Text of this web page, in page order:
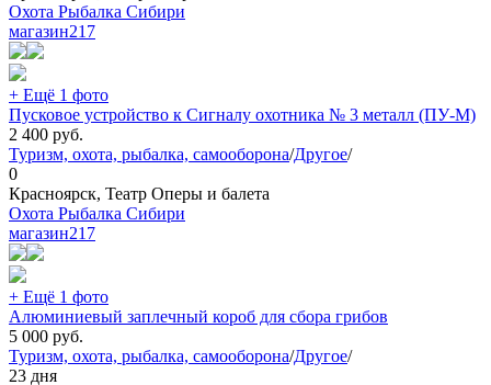
Охота Рыбалка Сибири
магазин217
+ Ещё 1 фото
Пусковое устройство к Сигналу охотника № 3 металл (ПУ-М)
2 400 руб.
Туризм, охота, рыбалка, самооборона/Другое/
0
Красноярск, Театр Оперы и балета
Охота Рыбалка Сибири
магазин217
+ Ещё 1 фото
Алюминиевый заплечный короб для сбора грибов
5 000 руб.
Туризм, охота, рыбалка, самооборона/Другое/
23 дня